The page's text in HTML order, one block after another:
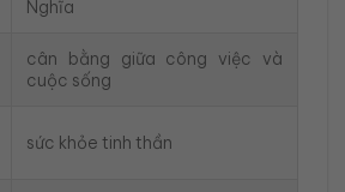
Nghĩa
cân bằng giữa công việc và
cuộc sống
sức khỏe tinh thần